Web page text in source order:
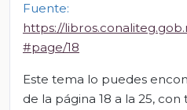
Fuente:
https://
#page/18
Este tema lo puedes
de la página 18 a la 25,